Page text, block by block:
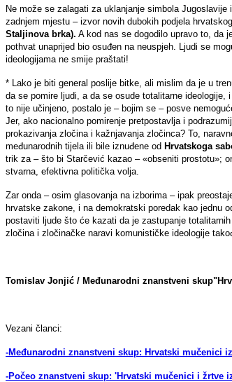
Ne može se zalagati za uklanjanje simbola
zadnjem mjestu – izvor novih dubokih podjela
Staljinova brka). A kod nas se dogodilo upravo to, da
pothvat unaprijed bio osuđen na neuspjeh. Ljudi se
ideologijama ne smije praštati!
* Lako je biti general poslije bitke, ali mislim da je u
da se pomire ljudi, a da se osude totalitarne
to nije učinjeno, postalo je – bojim se – posve
Jer, ako nacionalno pomirenje pretpostavlja i
prokazivanja zločina i kažnjavanja zločinca? To,
međunarodnih tijela ili bile iznuđene od Hrvatskoga
trik za – što bi Starčević kazao – «obseniti prostotu»;
stvarna, efektivna politička volja.
Zar onda – osim glasovanja na izborima – ipak
hrvatske zakone, i na demokratski poredak kao jednu
postaviti ljude što će kazati da je zastupanje
zločina i zločinačke naravi komunističke ideologije
Tomislav Jonjić / Međunarodni znanstveni
Vezani članci:
-Međunarodni znanstveni skup: Hrvatski mučenici
-Počeo znanstveni skup: 'Hrvatski mučenici i žrtve